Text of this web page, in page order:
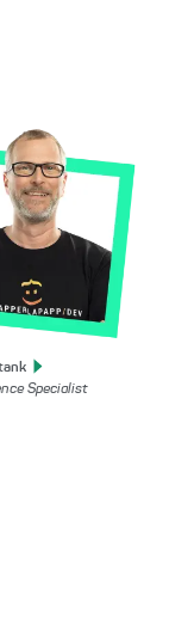
Specialist